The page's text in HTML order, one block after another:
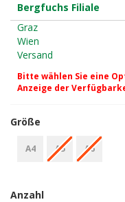
Bergfuchs Filiale
Graz
Wien
Versand
Bitte wählen Sie eine
Anzeige der
Größe
A4 A5 A6
Anzahl